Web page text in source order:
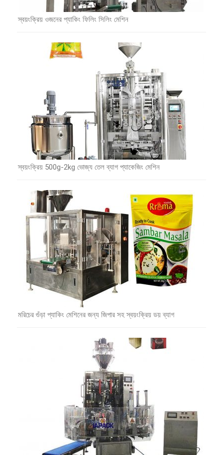
স্বয়ংক্রিয় ওজনের প্যাকিং ফিলিং সিলিং মেশিন
স্বয়ংক্রিয় 500g-2kg ভোজ্য তেল ব্যাগ প্যাকেজিং মেশিন
মরিচের গুঁড়া প্যাকিং মেশিনের জন্য জিপার সহ স্বয়ংক্রিয় ডয় ব্যাগ